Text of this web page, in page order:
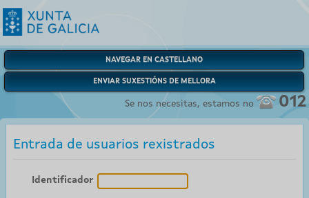
NAVEGAR EN CASTELLANO
ENVIAR SUXESTIÓNS DE MELLORA
Se nos necesitas, estamos no 012
Entrada de usuarios rexistrados
Identificador